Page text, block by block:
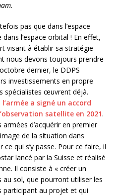
.
pas que dans l’espace
l’espace orbital ! En effet,
visant à établir sa stratégie
nous devons toujours prendre
dernier, le DDPS
investissements en propre
spécialistes œuvrent déjà.
l’armée a signé un accord
satellite en 2021.
d’acquérir en premier
de la situation dans
ce qui s’y passe. Pour ce faire, il
lancé par la Suisse et réalisé
Il consiste à « créer un
sol, que pourront utiliser les
participant au projet et qui